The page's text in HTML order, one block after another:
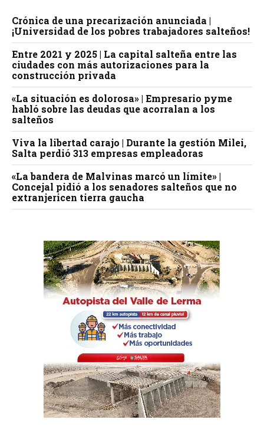
Crónica de una precarización anunciada |
¡Universidad de los pobres trabajadores salteños!
Entre 2021 y 2025 | La capital salteña entre las
ciudades con más autorizaciones para la
construcción privada
«La situación es dolorosa» | Empresario pyme
habló sobre las deudas que acorralan a los
salteños
Viva la libertad carajo | Durante la gestión Milei,
Salta perdió 313 empresas empleadoras
«La bandera de Malvinas marcó un límite» |
Concejal pidió a los senadores salteños que no
extranjericen tierra gaucha